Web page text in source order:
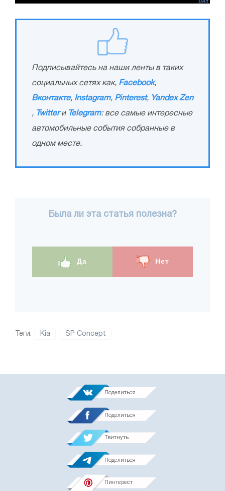
Подписывайтесь на наши ленты в таких
социальных сетях как, Facebook,
Вконтакте, Instagram, Pinterest, Yandex Zen
, Twitterи Telegram: все самые интересные
автомобильные события собранные в
одном месте.
Была ли эта статья полезна?
Да Нет
Теги: Kia SP Concept
Поделиться
Поделиться
Твитнуть
Поделиться
Пинтерест